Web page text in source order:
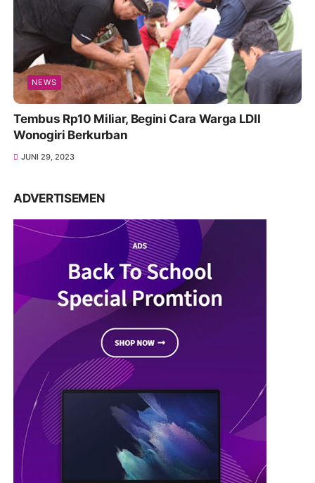
NEWS
Tembus Rp10 Miliar, Begini Cara Warga LDII
Wonogiri Berkurban
JUNI 29, 2023
ADVERTISEMEN